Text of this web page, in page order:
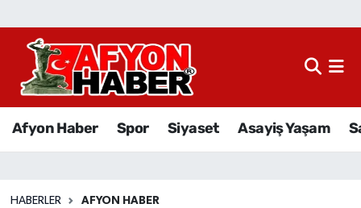
Afyon Haber Spor Siyaset Asayiş Yaşam
HABERLER AFYON HABER
Afyon Haber